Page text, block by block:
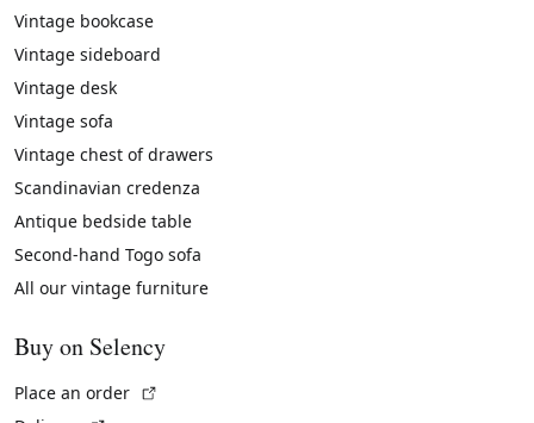
Vintage bookcase
Vintage sideboard
Vintage desk
Vintage sofa
Vintage chest of drawers
Scandinavian credenza
Antique bedside table
Second-hand Togo sofa
All our vintage furniture
Buy on Selency
Place an order